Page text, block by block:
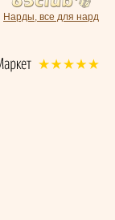
Нарды, все для нард